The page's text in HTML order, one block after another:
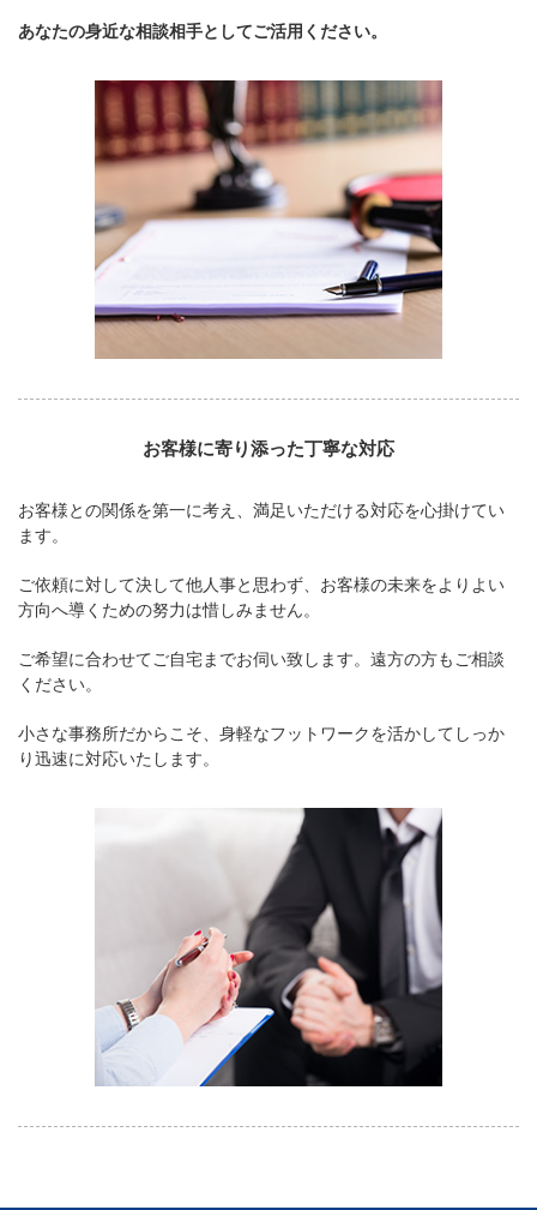
あなたの身近な相談相手としてご活用ください。
お客様に寄り添った丁寧な対応
お客様との関係を第一に考え、満足いただける対応を心掛けてい
ます。
ご依頼に対して決して他人事と思わず、お客様の未来をよりよい
方向へ導くための努力は惜しみません。
ご希望に合わせてご自宅までお伺い致します。遠方の方もご相談
ください。
小さな事務所だからこそ、身軽なフットワークを活かしてしっか
り迅速に対応いたします。